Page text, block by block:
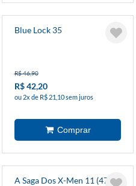
Blue Lock 35
R$ 46,90
R$ 42,20
ou 2x de R$ 21,10 sem juros
A Saga Dos X-Men 11 (47)